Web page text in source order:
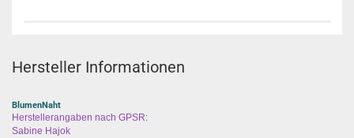
Hersteller Informationen
BlumenNaht
Herstellerangaben nach GPSR:
Sabine Hajok